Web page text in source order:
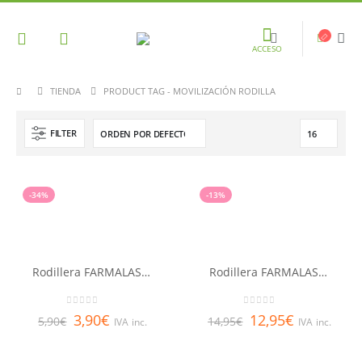
ACCESO
TIENDA PRODUCT TAG - MOVILIZACIÓN RODILLA
FILTER
-34%
Rodillera FARMALASTIC Talla E
5,90€ 3,90€ IVA inc.
-13%
Rodillera FARMALASTIC Talla G
14,95€ 12,95€ IVA inc.